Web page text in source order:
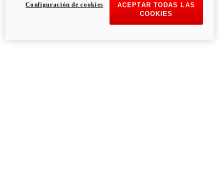
ACEPTAR TODAS LAS
COOKIES
Configuración de cookies